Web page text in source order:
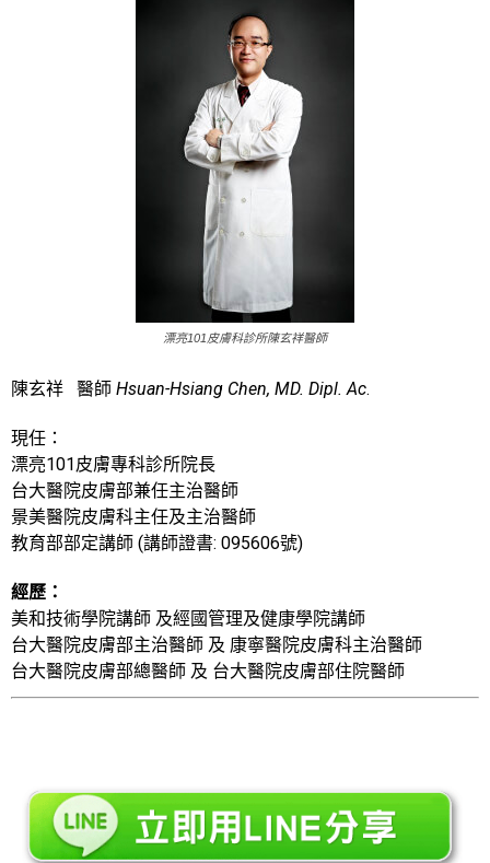
漂亮101皮膚科診所陳玄祥醫師
陳玄祥 醫師 Hsuan-Hsiang Chen, MD. Dipl. Ac.
現任：
漂亮101皮膚專科診所院長
台大醫院皮膚部兼任主治醫師
景美醫院皮膚科主任及主治醫師
教育部部定講師 (講師證書: 095606號)
經歷：
美和技術學院講師 及經國管理及健康學院講師
台大醫院皮膚部主治醫師 及 康寧醫院皮膚科主治醫師
台大醫院皮膚部總醫師 及 台大醫院皮膚部住院醫師